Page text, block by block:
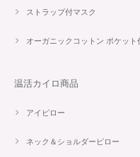
ストラップ付マスク
オーガニックコットン ポケット
温活カイロ商品
アイピロー
ネック＆ショルダーピロー